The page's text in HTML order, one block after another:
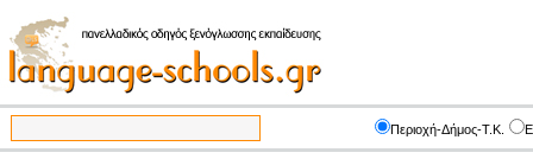
Περιοχή-Δήμος-Τ.Κ.